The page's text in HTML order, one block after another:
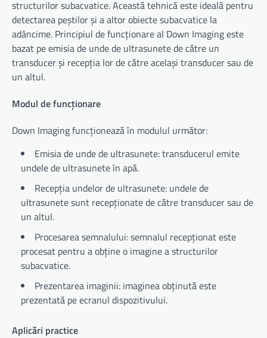
structurilor subacvatice. Această tehnică este ideală pentru
detectarea peștilor și a altor obiecte subacvatice la
adâncime. Principiul de funcționare al Down Imaging este
bazat pe emisia de unde de ultrasunete de către un
transducer și recepția lor de către același transducer sau de
un altul.
Modul de funcționare
Down Imaging funcționează în modulul următor:
Emisia de unde de ultrasunete: transducerul emite
undele de ultrasunete în apă.
Recepția undelor de ultrasunete: undele de
ultrasunete sunt recepționate de către transducer sau de
un altul.
Procesarea semnalului: semnalul recepționat este
procesat pentru a obține o imagine a structurilor
subacvatice.
Prezentarea imaginii: imaginea obținută este
prezentată pe ecranul dispozitivului.
Aplicări practice